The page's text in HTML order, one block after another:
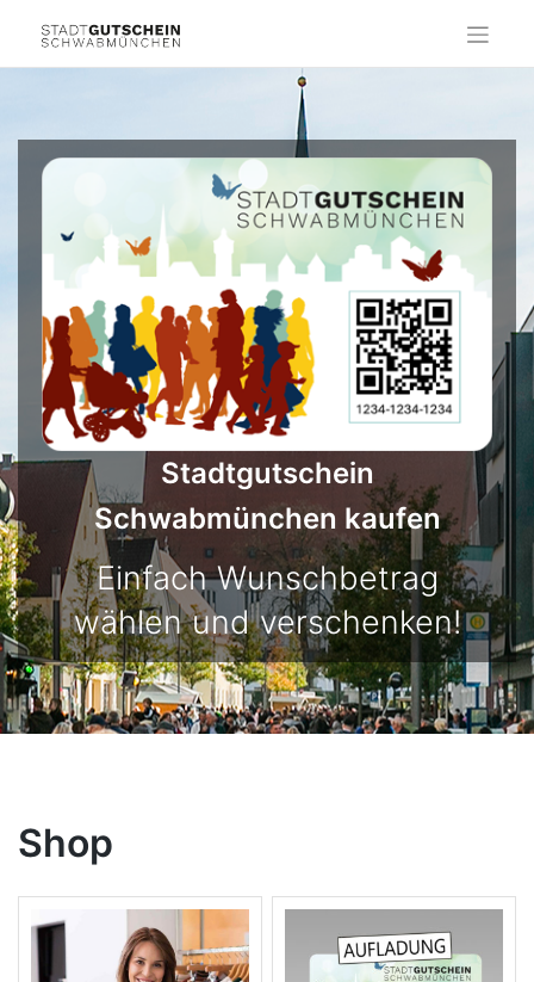
content
Stadtgutschein
Schwabmünchen kaufen
Einfach Wunschbetrag
wählen und verschenken!
Shop